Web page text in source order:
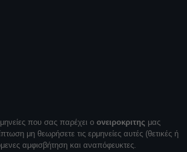
που σας παρέχει ο ονειροκριτης μας
μη θεωρήσετε τις ερμηνείες αυτές (θετικές ή
αμφισβήτηση και αναπόφευκτες.